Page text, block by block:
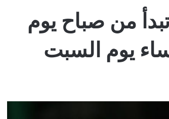
من صباح يوم
27/6 وحتى مساء يوم السبت